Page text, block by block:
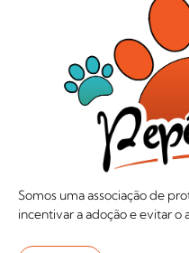
Somos uma associação de
incentivar a adoção e evitar o